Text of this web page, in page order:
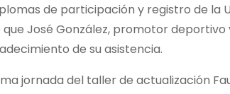
de participación y registro de la
José González, promotor
de su asistencia.
jornada del taller de actualización